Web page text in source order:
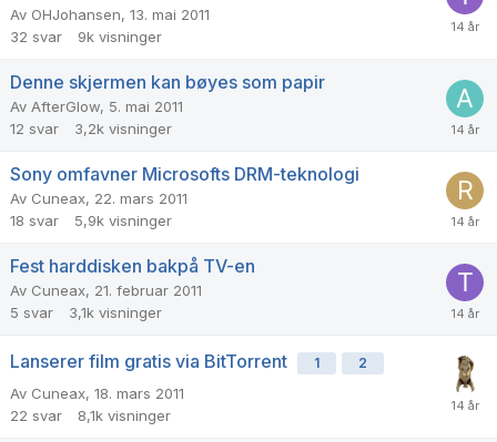
Av OHJohansen, 13. mai 2011
32 svar 9k visninger
Denne skjermen kan bøyes som papir
Av AfterGlow, 5. mai 2011
12 svar 3,2k visninger
Sony omfavner Microsofts DRM-teknologi
Av Cuneax, 22. mars 2011
18 svar 5,9k visninger
Fest harddisken bakpå TV-en
Av Cuneax, 21. februar 2011
5 svar 3,1k visninger
Lanserer film gratis via BitTorrent 1 2
Av Cuneax, 18. mars 2011
22 svar 8,1k visninger